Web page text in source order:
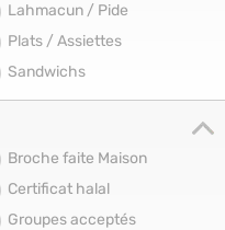
Lahmacun / Pide
Plats / Assiettes
Sandwichs
Broche faite Maison
Certificat halal
Groupes acceptés